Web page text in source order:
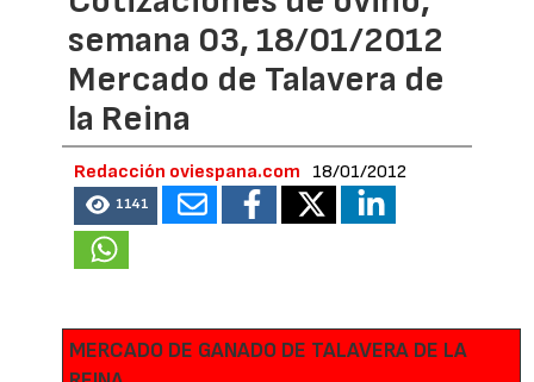
semana 03, 18/01/2012
Mercado de Talavera de
la Reina
Redacción oviespana.com 18/01/2012
1141
MERCADO DE GANADO DE TALAVERA DE LA